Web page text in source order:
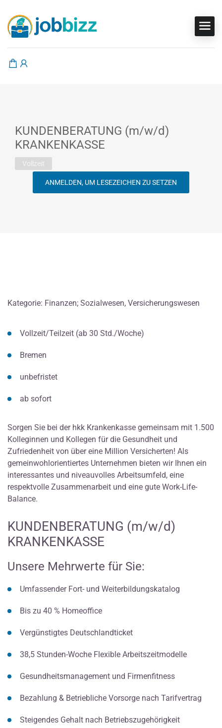
KUNDENBERATUNG (m/w/d)
KRANKENKASSE
Vollzeit
ANMELDEN, UM LESEZEICHEN ZU SETZEN
Kategorie: Finanzen; Sozialwesen, Versicherungswesen
Vollzeit/Teilzeit (ab 30 Std./Woche)
Bremen
unbefristet
ab sofort
Sorgen Sie bei der hkk Krankenkasse gemeinsam mit 1.500
Kolleginnen und Kollegen für die Gesundheit und
Zufriedenheit von über eine Million Versicherten! Als
gemeinwohlorientiertes Unternehmen bieten wir Ihnen ein
interessantes und niveauvolles Arbeitsumfeld, eine
respektvolle Zusammenarbeit und eine gute Work-Life-
Balance.
KUNDENBERATUNG (m/w/d)
KRANKENKASSE
Unsere Mehrwerte für Sie:
Umfassender Fort- und Weiterbildungskatalog
Bis zu 40 % Homeoffice
Vergünstigtes Deutschlandticket
38,5 Stunden-Woche Flexible Arbeitszeitmodelle
Gesundheitsmanagement und Firmenfitness
Bezahlung & Betriebliche Vorsorge nach Tarifvertrag
Steigendes Gehalt nach Betriebszugehörigkeit